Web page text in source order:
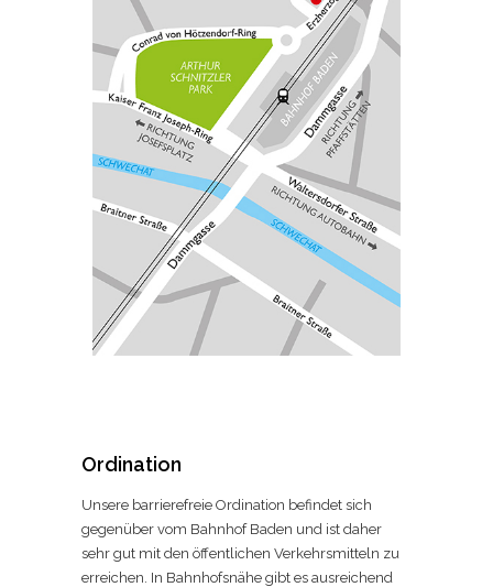
Ordination
Unsere barrierefreie Ordination befindet sich
gegenüber vom Bahnhof Baden und ist daher
sehr gut mit den öffentlichen Verkehrsmitteln zu
erreichen. In Bahnhofsnähe gibt es ausreichend